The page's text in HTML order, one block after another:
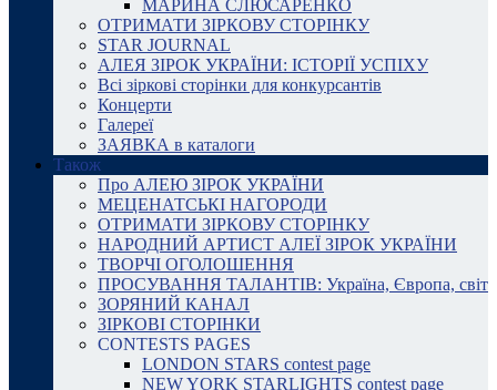
МАРИНА СЛЮСАРЕНКО
ОТРИМАТИ ЗІРКОВУ СТОРІНКУ
STAR JOURNAL
АЛЕЯ ЗІРОК УКРАЇНИ: ІСТОРІЇ УСПІХУ
Всі зіркові сторінки для конкурсантів
Концерти
Галереї
ЗАЯВКА в каталоги
Також
Про АЛЕЮ ЗІРОК УКРАЇНИ
МЕЦЕНАТСЬКІ НАГОРОДИ
ОТРИМАТИ ЗІРКОВУ СТОРІНКУ
НАРОДНИЙ АРТИСТ АЛЕЇ ЗІРОК УКРАЇНИ
ТВОРЧІ ОГОЛОШЕННЯ
ПРОСУВАННЯ ТАЛАНТІВ: Україна, Європа, світ
ЗОРЯНИЙ КАНАЛ
ЗІРКОВІ СТОРІНКИ
CONTESTS PAGES
LONDON STARS contest page
NEW YORK STARLIGHTS contest page